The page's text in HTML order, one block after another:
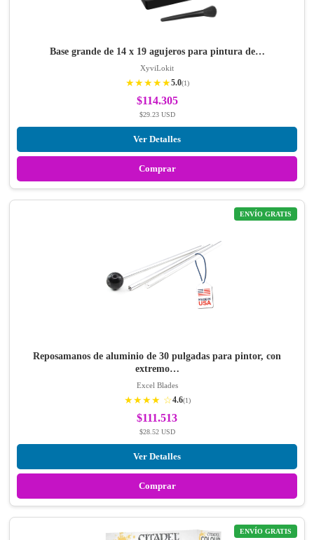
Base grande de 14 x 19 agujeros para pintura de…
XyviLokit
★★★★★5.0(1)
$114.305
$29.23 USD
Ver Detalles
Comprar
ENVÍO GRATIS
Reposamanos de aluminio de 30 pulgadas para pintor, con
extremo…
Excel Blades
★★★★ ☆4.6(1)
$111.513
$28.52 USD
Ver Detalles
Comprar
ENVÍO GRATIS